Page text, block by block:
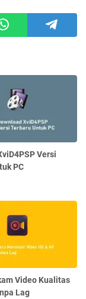
Versi
PC
Video Kualitas
Lag